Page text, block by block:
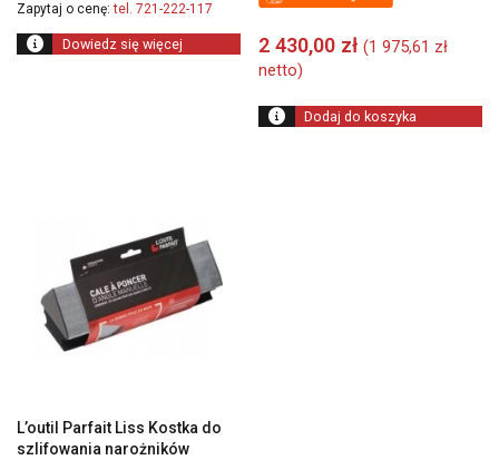
Zapytaj o cenę: tel. 721-222-117
Dowiedz się więcej 2 430,00 zł (1 975,61 zł
netto)
Dodaj do koszyka
L’outil Parfait Liss Kostka do
szlifowania narożników